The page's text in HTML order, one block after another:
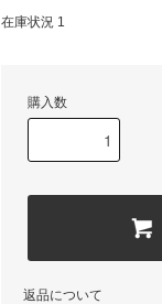
在庫状況 1
購入数
返品について